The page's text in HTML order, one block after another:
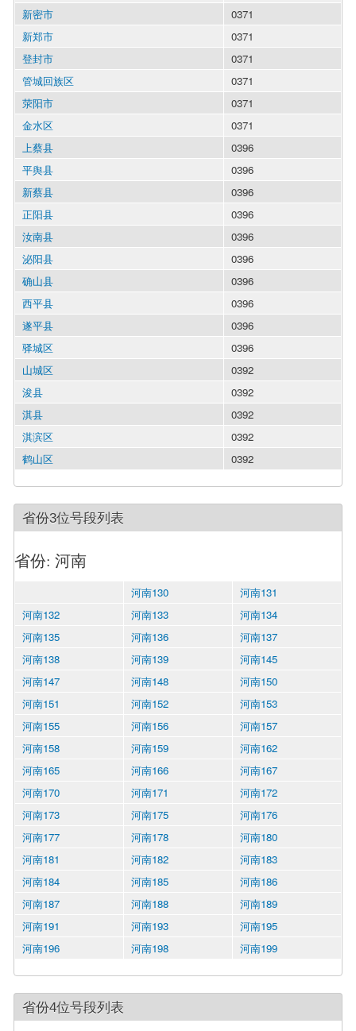
新密市
0371
新郑市
0371
登封市
0371
管城回族区
0371
荥阳市
0371
金水区
0371
上蔡县
0396
平舆县
0396
新蔡县
0396
正阳县
0396
汝南县
0396
泌阳县
0396
确山县
0396
西平县
0396
遂平县
0396
驿城区
0396
山城区
0392
浚县
0392
淇县
0392
淇滨区
0392
鹤山区
0392
省份3位号段列表
省份: 河南
河南130
河南131
河南132
河南133
河南134
河南135
河南136
河南137
河南138
河南139
河南145
河南147
河南148
河南150
河南151
河南152
河南153
河南155
河南156
河南157
河南158
河南159
河南162
河南165
河南166
河南167
河南170
河南171
河南172
河南173
河南175
河南176
河南177
河南178
河南180
河南181
河南182
河南183
河南184
河南185
河南186
河南187
河南188
河南189
河南191
河南193
河南195
河南196
河南198 河南199
省份4位号段列表